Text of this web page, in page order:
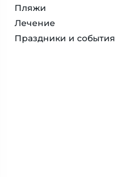
Пляжи
Лечение
Праздники и события